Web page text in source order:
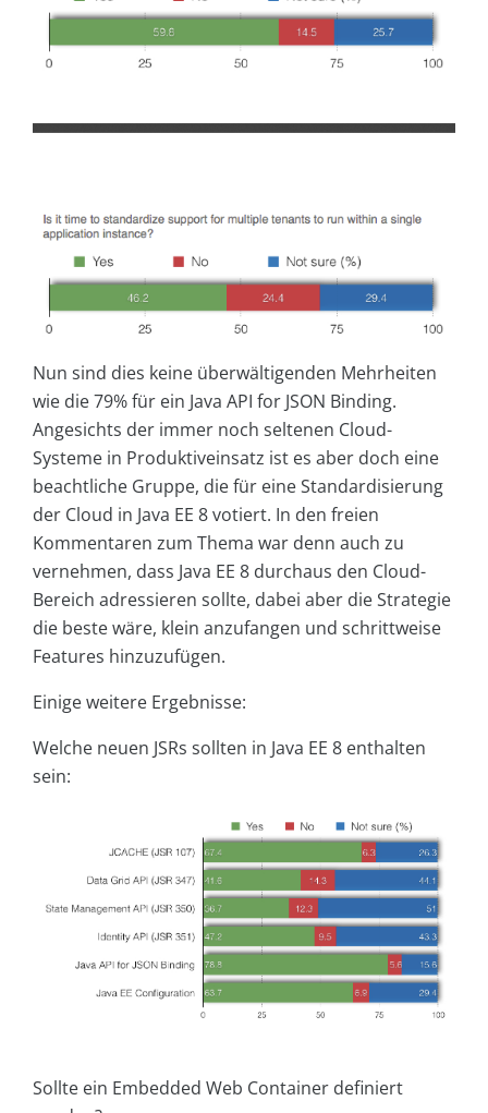
Nun sind dies keine überwältigenden Mehrheiten
wie die 79% für ein Java API for JSON Binding.
Angesichts der immer noch seltenen Cloud-
Systeme in Produktiveinsatz ist es aber doch eine
beachtliche Gruppe, die für eine Standardisierung
der Cloud in Java EE 8 votiert. In den freien
Kommentaren zum Thema war denn auch zu
vernehmen, dass Java EE 8 durchaus den Cloud-
Bereich adressieren sollte, dabei aber die Strategie
die beste wäre, klein anzufangen und schrittweise
Features hinzuzufügen.
Einige weitere Ergebnisse:
Welche neuen JSRs sollten in Java EE 8 enthalten
sein:
Sollte ein Embedded Web Container definiert